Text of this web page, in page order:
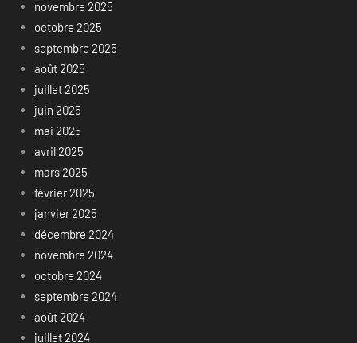
novembre 2025
octobre 2025
septembre 2025
août 2025
juillet 2025
juin 2025
mai 2025
avril 2025
mars 2025
février 2025
janvier 2025
décembre 2024
novembre 2024
octobre 2024
septembre 2024
août 2024
juillet 2024